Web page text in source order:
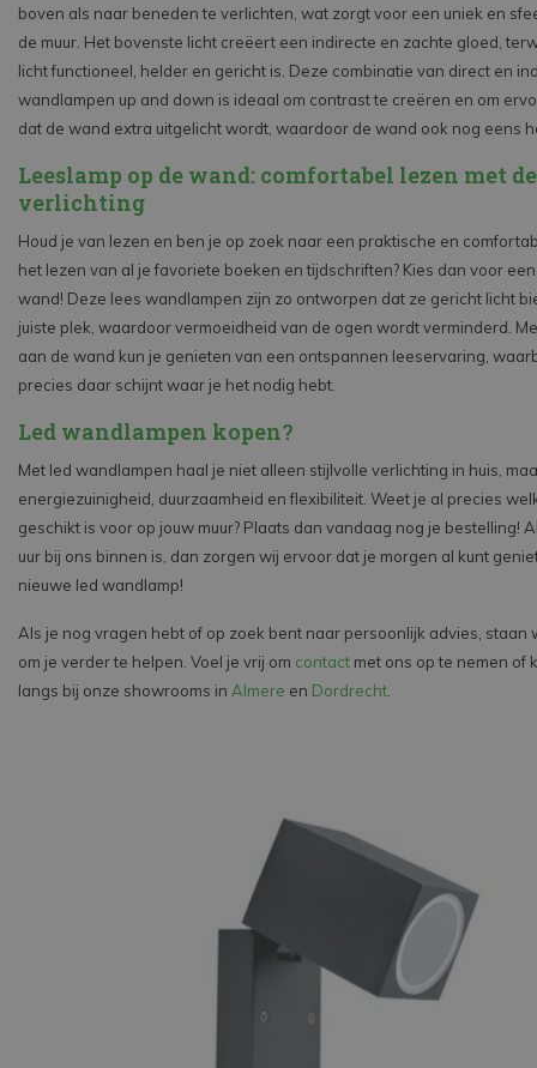
boven als naar beneden te verlichten, wat zorgt voor een uniek en
de muur. Het bovenste licht creëert een indirecte en zachte gloed,
licht functioneel, helder en gericht is. Deze combinatie van direct en
wandlampen up and down is ideaal om contrast te creëren en om
dat de wand extra uitgelicht wordt, waardoor de wand ook nog eens
Leeslamp op de wand: comfortabel lezen met
verlichting
Houd je van lezen en ben je op zoek naar een praktische en
het lezen van al je favoriete boeken en tijdschriften? Kies dan voor
wand! Deze lees wandlampen zijn zo ontworpen dat ze gericht licht
juiste plek, waardoor vermoeidheid van de ogen wordt verminderd.
aan de wand kun je genieten van een ontspannen leeservaring,
precies daar schijnt waar je het nodig hebt.
Led wandlampen kopen?
Met led wandlampen haal je niet alleen stijlvolle verlichting in huis,
energiezuinigheid, duurzaamheid en flexibiliteit. Weet je al precies
geschikt is voor op jouw muur? Plaats dan vandaag nog je bestelling!
uur bij ons binnen is, dan zorgen wij ervoor dat je morgen al kunt
nieuwe led wandlamp!
Als je nog vragen hebt of op zoek bent naar persoonlijk advies, staan
om je verder te helpen. Voel je vrij om contact met ons op te nemen of
langs bij onze showrooms in Almere en Dordrecht.